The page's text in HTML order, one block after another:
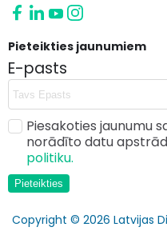
Copyright © 2026 Latvijas
Pieteikties jaunumiem
E-pasts
Piesakoties jaunumu
norādīto datu
politiku.
Pieteikties